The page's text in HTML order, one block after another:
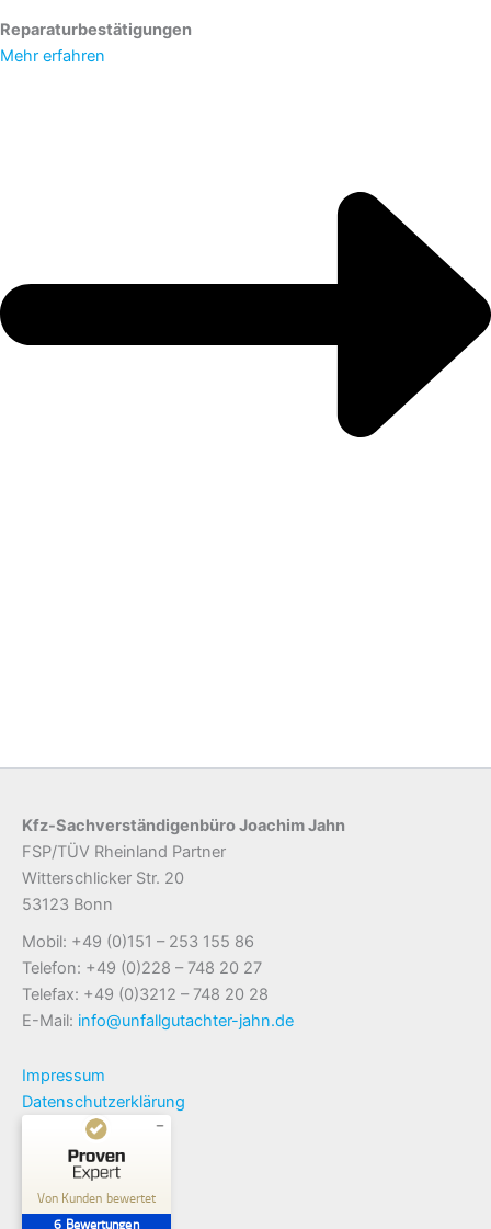
Reparaturbestätigungen
Mehr erfahren
Kfz-Sachverständigenbüro Joachim Jahn
FSP/TÜV Rheinland Partner
Witterschlicker Str. 20
53123 Bonn
Mobil: +49 (0)151 – 253 155 86
Telefon: +49 (0)228 – 748 20 27
Telefax: +49 (0)3212 – 748 20 28
E-Mail: info@unfallgutachter-jahn.de
Impressum
Datenschutzerklärung
Von Kunden bewertet
6 Bewertungen
Kundenbewertungen und Erfahrungen zu
Kfz-Sachverständigenbüro Joachim Jahn